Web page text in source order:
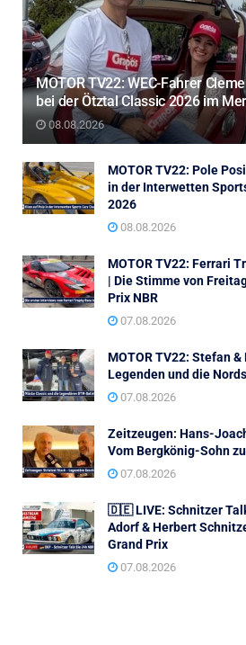
MOTOR TV22: WEC-Fahrer
bei der Ötztal Classic 2026 im
08.08.2026
MOTOR TV22: Pole
in der Interwetten
2026
08.08.2026
MOTOR TV22: Ferrari
| Die Stimme von
Prix NBR
07.08.2026
MOTOR TV22: Stefan
Legenden und die
07.08.2026
Zeitzeugen: Hans-
Vom Bergkönig-Sohn
07.08.2026
🇩🇪 LIVE: Schnitzer
Adorf & Herbert
Grand Prix
07.08.2026